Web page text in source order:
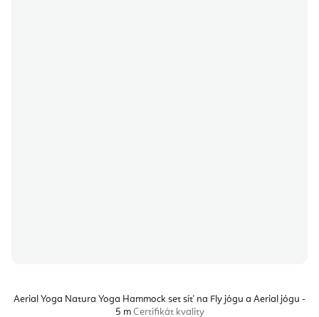
Aerial Yoga Natura Yoga Hammock set síť na Fly jógu a Aerial jógu -
5 m Certifikát kvality